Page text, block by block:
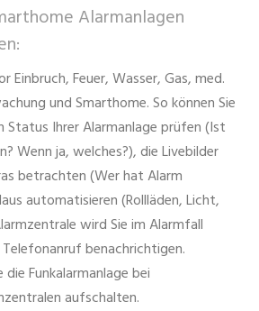
Alarmanlagen
Einbruch, Feuer, Wasser, Gas, med.
und Smarthome. So können Sie
Status Ihrer Alarmanlage prüfen (Ist
Wenn ja, welches?), die Livebilder
betrachten (Wer hat Alarm
automatisieren (Rollläden, Licht,
wird Sie im Alarmfall
benachrichtigen.
Funkalarmanlage bei
aufschalten.